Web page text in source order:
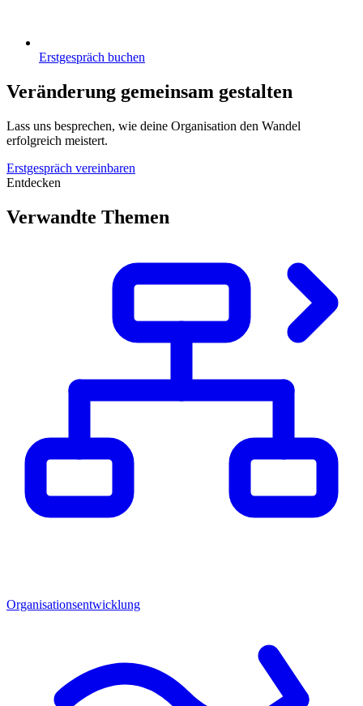
Erstgespräch buchen
Veränderung gemeinsam gestalten
Lass uns besprechen, wie deine Organisation den Wandel
erfolgreich meistert.
Erstgespräch vereinbaren
Entdecken
Verwandte Themen
Organisationsentwicklung